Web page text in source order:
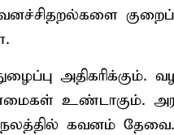
அதிகரிக்கும்.
உண்டாகும்.
கவனம் தேவை.